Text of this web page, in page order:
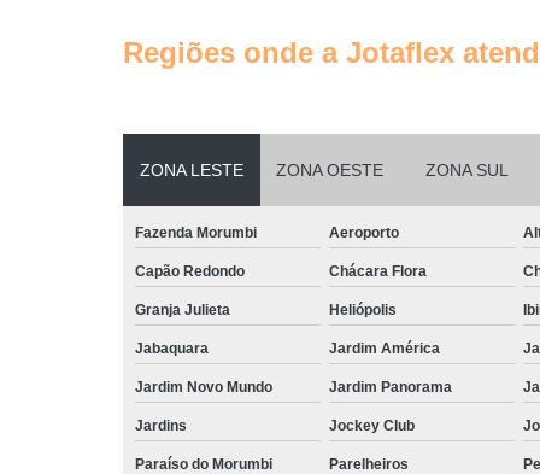
Regiões onde a Jotaflex
ZONA LESTE ZONA OESTE ZONA SUL
Fazenda Morumbi Aeroporto
Capão Redondo Chácara Flora
Granja Julieta Heliópolis
Jabaquara Jardim América
Jardim Novo Mundo Jardim Panorama
Jardins Jockey Club
Paraíso do Morumbi Parelheiros